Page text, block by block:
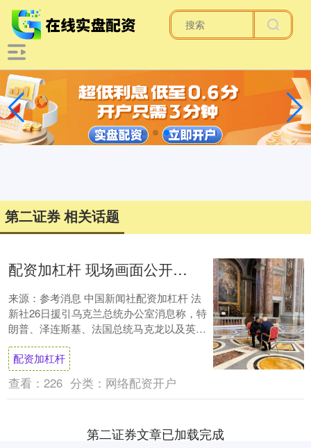
第二证券 相关话题
配资加杠杆 现场画面公开：泽连斯基与特朗普面对面坐在椅子上
来源：参考消息 中国新闻社配资加杠杆 法
新社26日援引乌克兰总统办公室消息称，特
朗普、泽连斯基、法国总统马克龙以及英国
首相斯塔默进行了交谈。图源：乌媒 这次会
晤....
配资加杠杆
查看： 226 分类： 网络配资开户
第二证券文章已加载完成